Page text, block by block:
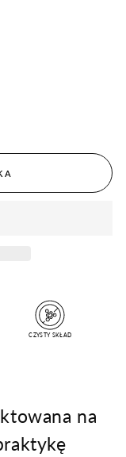
CZYSTY SKŁAD
na